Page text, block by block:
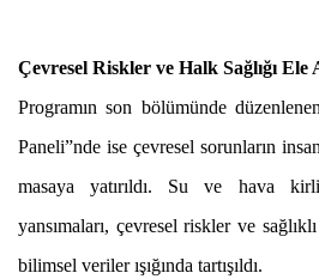
Çevresel Riskler ve Halk Sağlığı Ele
Programın son bölümünde
Paneli”nde ise çevresel sorunların
masaya yatırıldı. Su ve hava
yansımaları, çevresel riskler ve
bilimsel veriler ışığında tartışıldı.